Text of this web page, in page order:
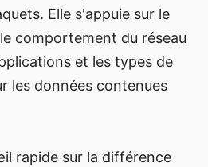
Elle s'appuie sur le
comportement du réseau
et les types de
les données contenues
rapide sur la différence